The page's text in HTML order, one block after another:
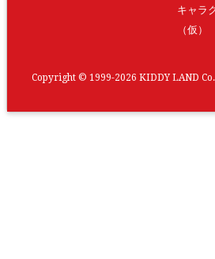
キャラ
（仮）
Copyright © 1999-2026 KIDDY LAND